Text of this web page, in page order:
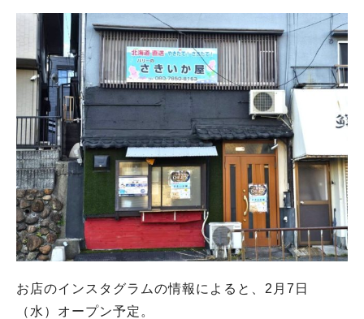
お店のインスタグラムの情報によると、2月7日
（水）オープン予定。